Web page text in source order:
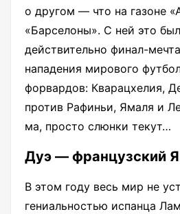
о другом — что на газоне
«Барселоны». С ней это
действительно финал-
нападения мирового
форвардов: Кварацхелия,
против Рафиньи, Ямаля и
ма, просто слюнки текут…
Дуэ — французский
В этом году весь мир не
гениальностью испанца